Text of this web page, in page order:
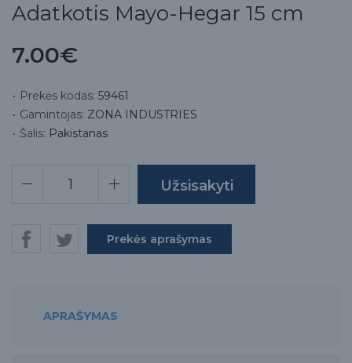
Adatkotis Mayo-Hegar 15 cm
7.00€
Prekės kodas: 59461
Gamintojas: ZONA INDUSTRIES
Šalis: Pakistanas
Prekės aprašymas
APRAŠYMAS